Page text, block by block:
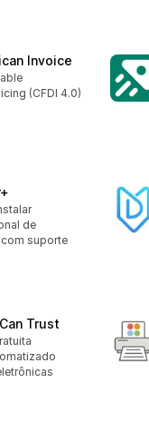
Invoice
(CFDI 4.0)
de
suporte
Trust